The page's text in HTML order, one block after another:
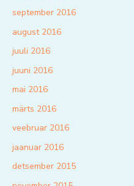
september 2016
august 2016
juuli 2016
juuni 2016
mai 2016
märts 2016
veebruar 2016
jaanuar 2016
detsember 2015